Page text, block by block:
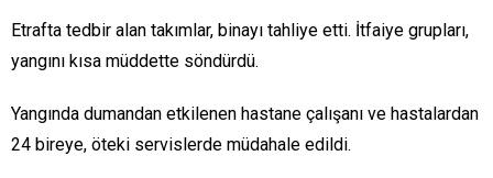
Etrafta tedbir alan takımlar, binayı tahliye etti. İtfaiye grupları,
yangını kısa müddette söndürdü.
Yangında dumandan etkilenen hastane çalışanı ve hastalardan
24 bireye, öteki servislerde müdahale edildi.